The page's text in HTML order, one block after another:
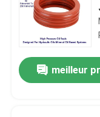
meilleur